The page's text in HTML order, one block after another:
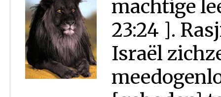
machtige
23:24 ].
Israël